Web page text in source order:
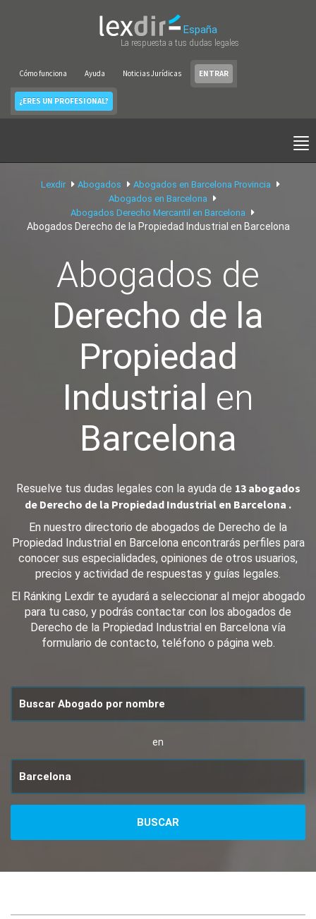
España
La respuesta a tus dudas legales
Cómo funciona Ayuda Noticias Jurídicas ENTRAR
¿ERES UN PROFESIONAL?
Lexdir Abogados
Abogados en Barcelona Provincia
Abogados en Barcelona
Abogados Derecho Mercantil en Barcelona
Abogados Derecho de la Propiedad Industrial en Barcelona
Abogados de
Derecho de la
Propiedad
Industrial en
Barcelona
Resuelve tus dudas legales con la ayuda de 13 abogados
de Derecho de la Propiedad Industrial en Barcelona .
En nuestro directorio de abogados de Derecho de la
Propiedad Industrial en Barcelona encontrarás perfiles para
conocer sus especialidades, opiniones de otros usuarios,
precios y actividad de respuestas y guías legales.
El Ránking Lexdir te ayudará a seleccionar al mejor abogado
para tu caso, y podrás contactar con los abogados de
Derecho de la Propiedad Industrial en Barcelona vía
formulario de contacto, teléfono o página web.
en